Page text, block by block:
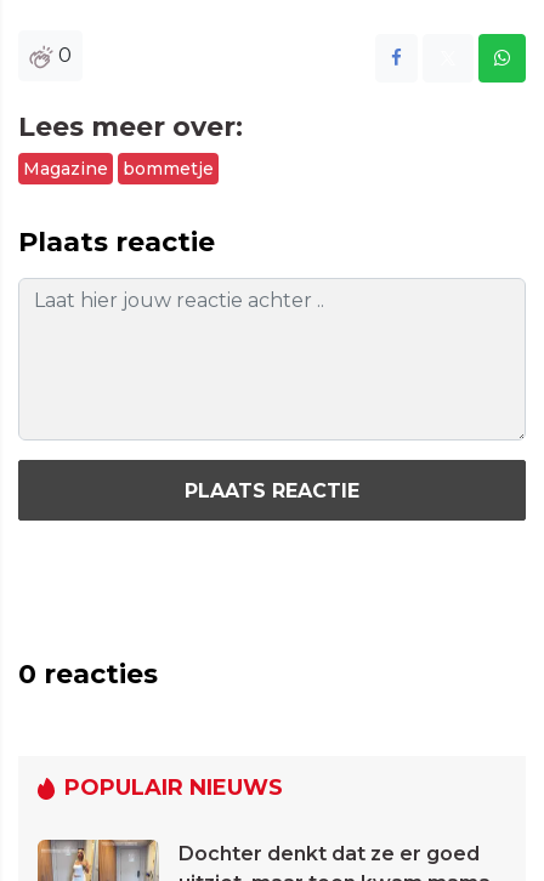
0
Lees meer over:
Magazine bommetje
Plaats reactie
PLAATS REACTIE
0 reacties
POPULAIR NIEUWS
Dochter denkt dat ze er goed